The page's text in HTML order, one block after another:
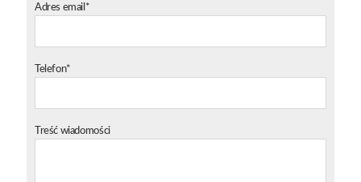
Adres email*
Telefon*
Treść wiadomości